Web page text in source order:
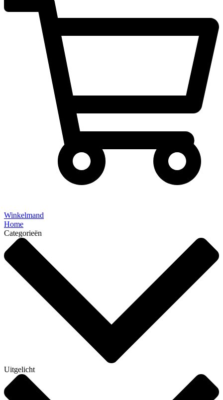
Winkelmand
Home
Categorieën
Uitgelicht